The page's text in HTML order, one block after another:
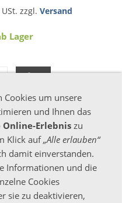
zzgl. Versand
Lager
Zucker, Reismehl,
MILCHPULVER,
E475, E433;
Verdickungsmittel: E412;
Cookies um unsere
und Ihnen das
Erlebnis zu
Klick auf„Alle erlauben“
damit einverstanden.
Informationen und die
Cookies
sie zu deaktivieren,